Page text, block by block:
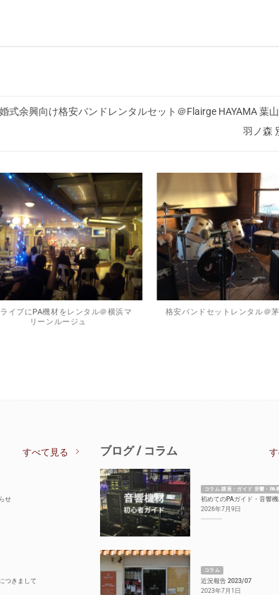
式余興向け格安バンドレンタルセット＠Flairge HAYAMA 葉
羽ノ森
イブにPA機材をレンタル＠横浜マ
リーンルージュ
格安バンドセットレンタル＠
すべて見る
せ
つきまして
ブログ / コラム
コラム 講座・ガイド 音響・PA
初めてのPAガイド・音響
2026年7月9日
コラム
近況報告 2023/07
2023年7月1日